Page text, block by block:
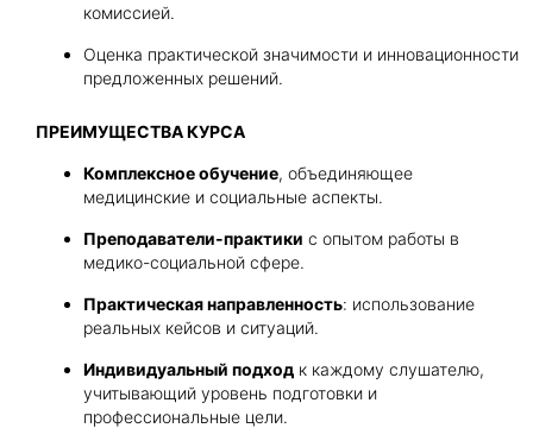
комиссией.
Оценка практической значимости и инновационности
предложенных решений.
ПРЕИМУЩЕСТВА КУРСА
Комплексное обучение, объединяющее
медицинские и социальные аспекты.
Преподаватели-практики с опытом работы в
медико-социальной сфере.
Практическая направленность: использование
реальных кейсов и ситуаций.
Индивидуальный подход к каждому слушателю,
учитывающий уровень подготовки и
профессиональные цели.